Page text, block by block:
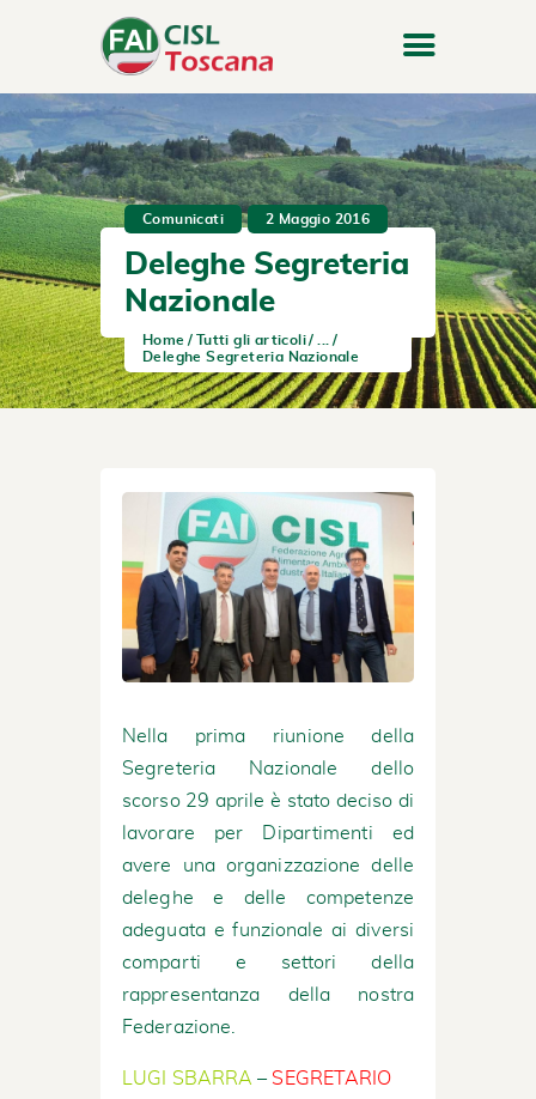
Comunicati 2 Maggio 2016
Deleghe Segreteria
Nazionale
Home Tutti gli articoli
Deleghe Segreteria Nazionale
Nella prima riunione della
Segreteria Nazionale dello
scorso 29 aprile è stato deciso di
lavorare per Dipartimenti ed
avere una organizzazione delle
deleghe e delle competenze
adeguata e funzionale ai diversi
comparti e settori della
rappresentanza della nostra
Federazione.
LUGI SBARRA – SEGRETARIO